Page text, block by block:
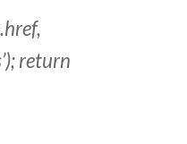
return